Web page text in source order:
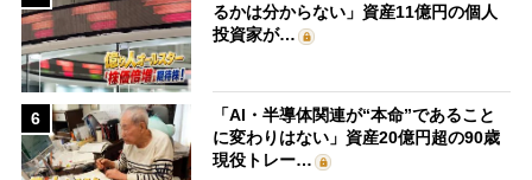
るかは分からない」資産11億円の個人
投資家が…
6
「AI・半導体関連が“本命”であること
に変わりはない」資産20億円超の90歳
現役トレー…